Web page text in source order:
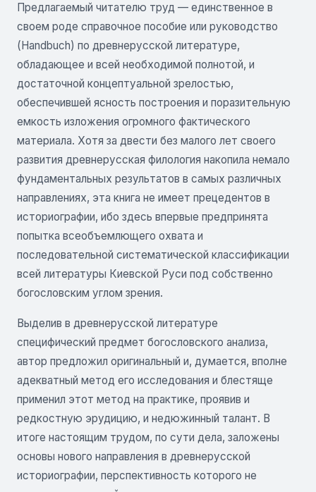
Предлагаемый читателю труд — единственное в
своем роде справочное пособие или руководство
(Handbuch) по древнерусской литературе,
обладающее и всей необходимой полнотой, и
достаточной концептуальной зрелостью,
обеспечившей ясность построения и поразительную
емкость изложения огромного фактического
материала. Хотя за двести без малого лет своего
развития древнерусская филология накопила немало
фундаментальных результатов в самых различных
направлениях, эта книга не имеет прецедентов в
историографии, ибо здесь впервые предпринята
попытка всеобъемлющего охвата и
последовательной систематической классификации
всей литературы Киевской Руси под собственно
богословским углом зрения.
Выделив в древнерусской литературе
специфический предмет богословского анализа,
автор предложил оригинальный и, думается, вполне
адекватный метод его исследования и блестяще
применил этот метод на практике, проявив и
редкостную эрудицию, и недюжинный талант. В
итоге настоящим трудом, по сути дела, заложены
основы нового направления в древнерусской
историографии, перспективность которого не